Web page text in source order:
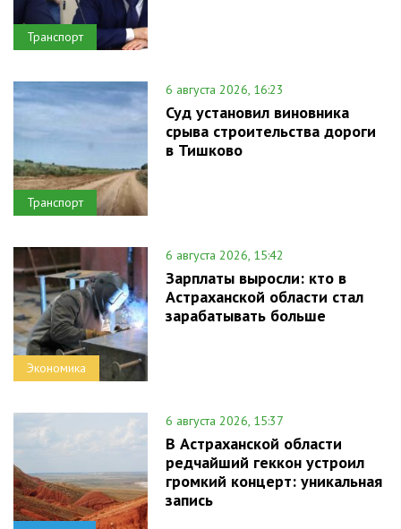
Транспорт
Транспорт
6 августа 2026, 16:23
Суд установил виновника
срыва строительства дороги
в Тишково
Экономика
6 августа 2026, 15:42
Зарплаты выросли: кто в
Астраханской области стал
зарабатывать больше
6 августа 2026, 15:37
В Астраханской области
редчайший геккон устроил
громкий концерт: уникальная
запись